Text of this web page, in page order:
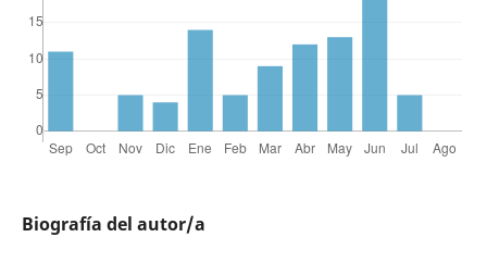
Biografía del autor/a